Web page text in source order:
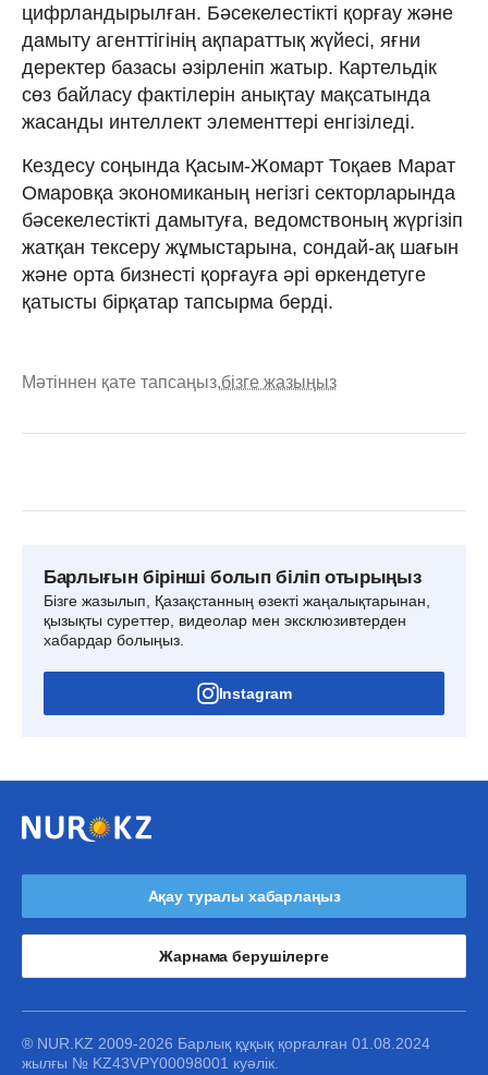
цифрландырылған. Бәсекелестікті қорғау және
дамыту агенттігінің ақпараттық жүйесі, яғни
деректер базасы әзірленіп жатыр. Картельдік
сөз байласу фактілерін анықтау мақсатында
жасанды интеллект элементтері енгізіледі.
Кездесу соңында Қасым-Жомарт Тоқаев Марат
Омаровқа экономиканың негізгі секторларында
бәсекелестікті дамытуға, ведомствоның жүргізіп
жатқан тексеру жұмыстарына, сондай-ақ шағын
және орта бизнесті қорғауға әрі өркендетуге
қатысты бірқатар тапсырма берді.
Мәтіннен қате тапсаңыз,бізге жазыңыз
Барлығын бірінші болып біліп отырыңыз
Бізге жазылып, Қазақстанның өзекті жаңалықтарынан,
қызықты суреттер, видеолар мен эксклюзивтерден
хабардар болыңыз.
Instagram
Ақау туралы хабарлаңыз
Жарнама берушілерге
® NUR.KZ 2009-2026 Барлық құқық қорғалған 01.08.2024
жылғы № KZ43VPY00098001 куәлік.